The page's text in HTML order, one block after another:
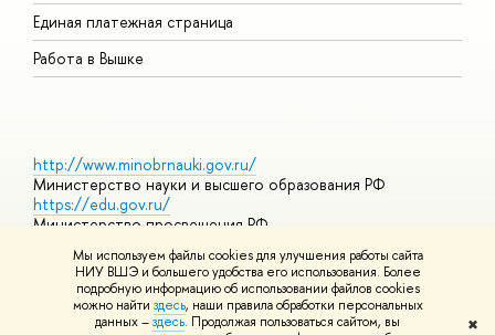
Мы используем файлы cookies для улучшения работы сайта
НИУ ВШЭ и большего удобства его использования. Более
подробную информацию об использовании файлов cookies
можно найти здесь, наши правила обработки персональных
данных –здесь. Продолжая пользоваться сайтом, вы
✖
Единая платежная страница
Работа в Вышке
http://www.minobrnauki.gov.ru/
Министерство науки и высшего образования РФ
https://edu.gov.ru/
Министерство просвещения РФ
https://elearning.hse.ru/mooc
Массовые открытые онлайн-курсы
© НИУ ВШЭ 1993–2026 Адреса и контактыУсловия